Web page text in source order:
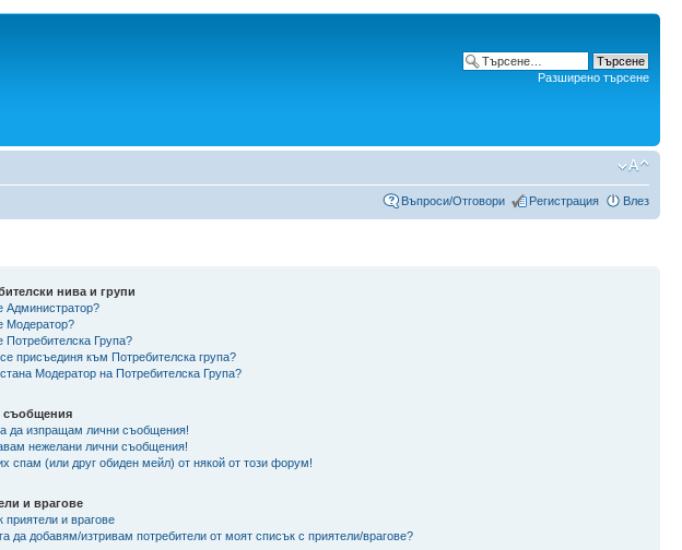
Разширено търсене
Въпроси/Отговори Регистрация Влез
нива и групи
Администратор?
Модератор?
Потребителска Група?
присъединя към Потребителска група?
Модератор на Потребителска Група?
съобщения
да изпращам лични съобщения!
нежелани лични съобщения!
спам (или друг обиден мейл) от някой от този форум!
и врагове
приятели и врагове
да добавям/изтривам потребители от моят списък с приятели/врагове?